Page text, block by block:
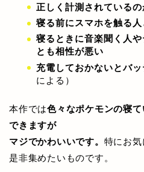
正しく計測されているの
寝る前にスマホを触る
寝るときに音楽聞く人
とも相性が悪い
充電しておかないとバ
による）
本作では色々なポケモンの寝
できますが
マジでかわいいです。 特にお
是非集めたいものです。